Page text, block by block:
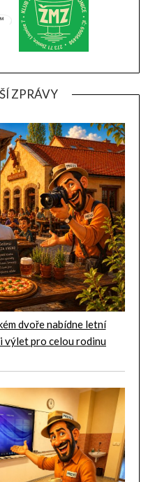
ZPRÁVY
dvoře nabídne letní
výlet pro celou rodinu